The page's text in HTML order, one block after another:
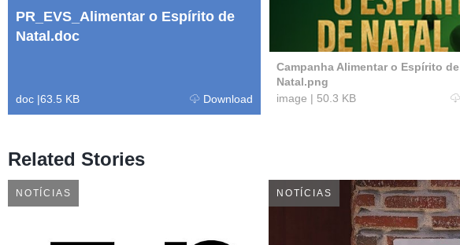
PR_EVS_Alimentar o Espírito de
Natal.doc
doc |63.5 KB Download
Campanha Alimentar o Espírito de
Natal.png
image | 50.3 KB
Related Stories
NOTÍCIAS NOTÍCIAS